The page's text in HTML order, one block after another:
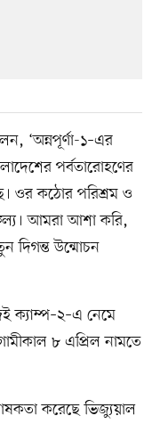
‘অন্নপূর্ণা-১–এর
পর্বতারোহণের
ওর কঠোর পরিশ্রম ও
আমরা আশা করি,
দিগন্ত উন্মোচন
ক্যাম্প–২–এ নেমে
৮ এপ্রিল নামতে
করেছে ভিজ্যুয়াল